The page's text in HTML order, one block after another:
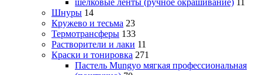
шелковые ленты (ручное окрашивание) 11
Шнуры 14
Кружево и тесьма 23
Термотрансферы 133
Растворители и лаки 11
Краски и тонировка 271
Пастель Mungyo мягкая профессиональная